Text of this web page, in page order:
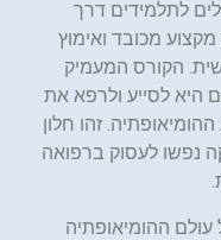
לתלמידים דרך
מכובד ואימוץ
הקורס המעמיק
היא לסייע ולרפא את
זהו חלון
נפשו לעסוק ברפואה
עולם ההומיאופתיה